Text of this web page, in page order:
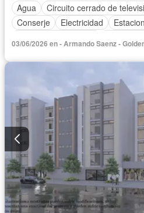
Agua
Circuito cerrado de
Conserje
Electricidad
03/06/2026 en - Armando Saenz -